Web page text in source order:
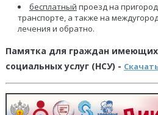
бесплатный проезд на
транспорте, а также на
лечения и обратно.
Памятка для граждан имеющих
социальных услуг (НСУ) -